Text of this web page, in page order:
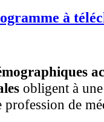
à
obligent à
de